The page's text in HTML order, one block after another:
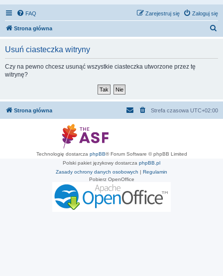
FAQ Zaloguj się
Zarejestruj się
Strona główna
Usuń ciasteczka witryny
Czy na pewno chcesz usunąć wszystkie ciasteczka utworzone przez tę
witrynę?
Strona główna Strefa czasowa UTC+02:00
Technologię dostarcza phpBB® Forum Software © phpBB Limited
Polski pakiet językowy dostarcza phpBB.pl
Zasady ochrony danych osobowych | Regulamin
Pobierz OpenOffice